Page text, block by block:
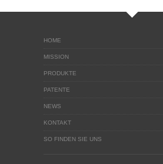
HOME
MISSION
PRODUKTE
PATENTE
NEWS
KONTAKT
SO FINDEN SIE UNS